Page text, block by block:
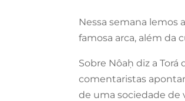
Nessa semana lemos
famosa arca, além da
Sobre Nôaḥ diz a Torá
comentaristas
de uma sociedade de